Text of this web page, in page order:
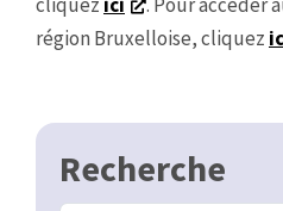
région Bruxelloise, cliquez
Recherche